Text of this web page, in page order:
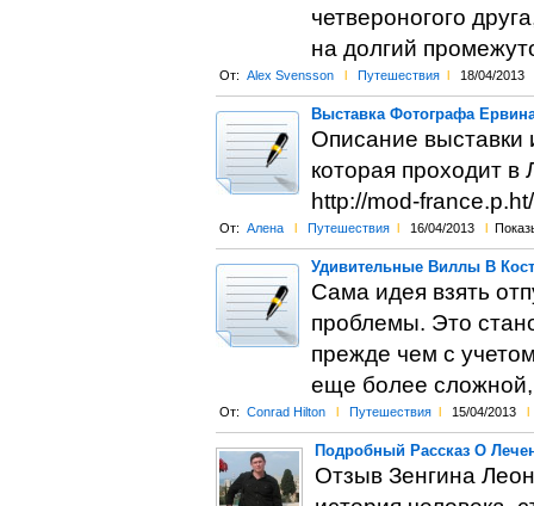
четвероногого
на долгий
От: Alex Svensson l Путешествия l 18/04/2013
Выставка Фотографа
Описание выставки
которая проходит
http://mod-
От: Алена l Путешествия l 16/04/2013 l
Удивительные Виллы В
Сама идея взять
проблемы. Это
прежде чем с
еще более сложной,
От: Conrad Hilton l Путешествия l 15/04/2013 l
Подробный Рассказ О
Отзыв Зенгина